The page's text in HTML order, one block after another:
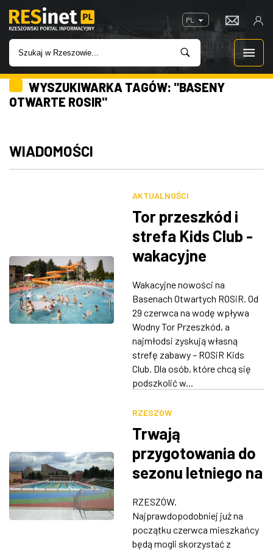
PL
WIADOMOŚCI
IMPREZY
GASTRONOMIA
ZDJĘCIA
W RZESZOWIE
WYSZUKIWARKA TAGÓW: "BASENY
OTWARTE ROSIR"
WIADOMOŚCI
AKTUALNOŚCI
Tor przeszkód i
strefa Kids Club -
wakacyjne
basenach
odkrytych ROSiR
Wakacyjne nowości na
Basenach Otwartych ROSiR. Od
29 czerwca na wodę wpływa
Wodny Tor Przeszkód, a
najmłodsi zyskują własną
strefę zabawy – ROSiR Kids
Club. Dla osób, które chcą się
podszkolić w...
RZESZÓW
Trwają
przygotowania do
sezonu letniego na
otwartych i
Żwirowni
RZESZÓW.
Najprawdopodobniej już na
początku czerwca mieszkańcy
będą mogli skorzystać z